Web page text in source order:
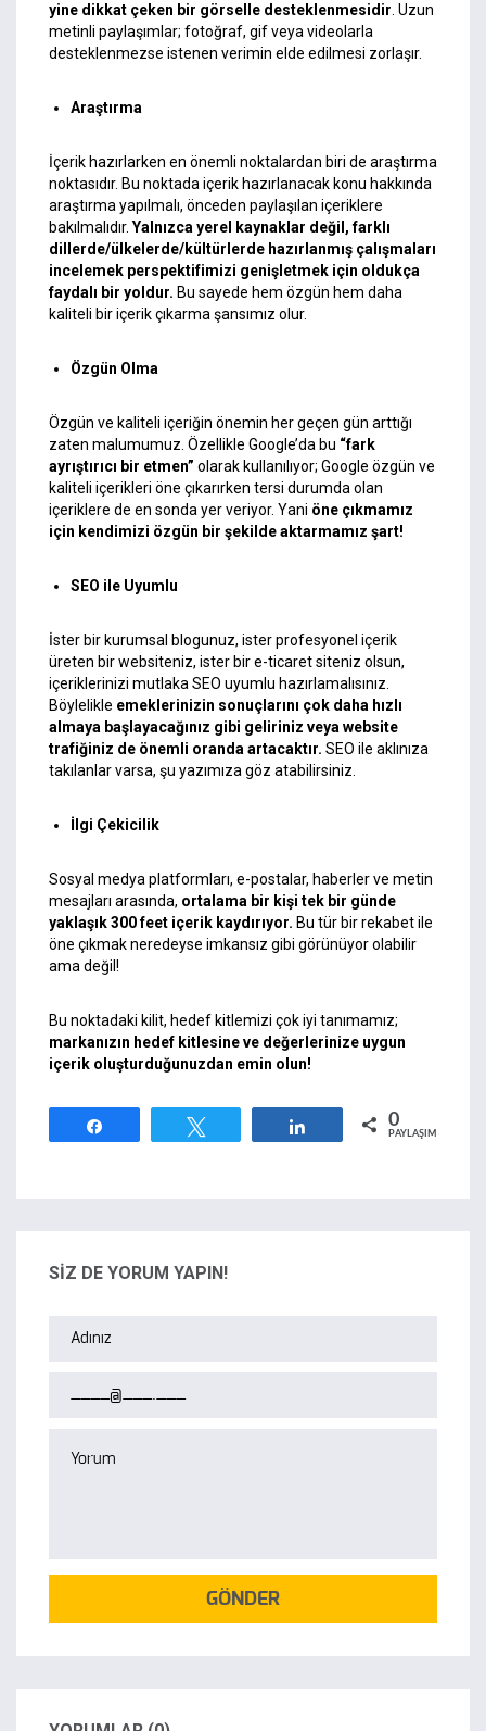
yine dikkat çeken bir görselle desteklenmesidir . Uzun
metinli paylaşımlar; fotoğraf, gif veya videolarla
desteklenmezse istenen verimin elde edilmesi zorlaşır.
Araştırma
İçerik hazırlarken en önemli noktalardan biri de araştırma
noktasıdır. Bu noktada içerik hazırlanacak konu hakkında
araştırma yapılmalı, önceden paylaşılan içeriklere
bakılmalıdır. Yalnızca yerel kaynaklar değil, farklı
dillerde/ülkelerde/kültürlerde hazırlanmış çalışmaları
incelemek perspektifimizi genişletmek için oldukça
faydalı bir yoldur. Bu sayede hem özgün hem daha
kaliteli bir içerik çıkarma şansımız olur.
Özgün Olma
Özgün ve kaliteli içeriğin önemin her geçen gün arttığı
zaten malumumuz. Özellikle Google’da bu “fark
ayrıştırıcı bir etmen” olarak kullanılıyor; Google özgün ve
kaliteli içerikleri öne çıkarırken tersi durumda olan
içeriklere de en sonda yer veriyor. Yani öne çıkmamız
için kendimizi özgün bir şekilde aktarmamız şart!
SEO ile Uyumlu
İster bir kurumsal blogunuz, ister profesyonel içerik
üreten bir websiteniz, ister bir e-ticaret siteniz olsun,
içeriklerinizi mutlaka SEO uyumlu hazırlamalısınız.
Böylelikle emeklerinizin sonuçlarını çok daha hızlı
almaya başlayacağınız gibi geliriniz veya website
trafiğiniz de önemli oranda artacaktır. SEO ile aklınıza
takılanlar varsa, şu yazımıza göz atabilirsiniz.
İlgi Çekicilik
Sosyal medya platformları, e-postalar, haberler ve metin
mesajları arasında, ortalama bir kişi tek bir günde
yaklaşık 300 feet içerik kaydırıyor. Bu tür bir rekabet ile
öne çıkmak neredeyse imkansız gibi görünüyor olabilir
ama değil!
Bu noktadaki kilit, hedef kitlemizi çok iyi tanımamız;
markanızın hedef kitlesine ve değerlerinize uygun
içerik oluşturduğunuzdan emin olun!
0
PAYLAŞIMLAR
SİZ DE YORUM YAPIN!
GÖNDER